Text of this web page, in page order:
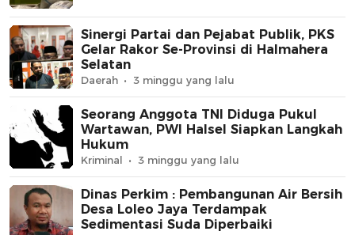
Sinergi Partai dan Pejabat Publik, PKS
Gelar Rakor Se-Provinsi di Halmahera
Selatan
Daerah 3 minggu yang lalu
Seorang Anggota TNI Diduga Pukul
Wartawan, PWI Halsel Siapkan Langkah
Hukum
Kriminal 3 minggu yang lalu
Dinas Perkim : Pembangunan Air Bersih
Desa Loleo Jaya Terdampak
Sedimentasi Suda Diperbaiki